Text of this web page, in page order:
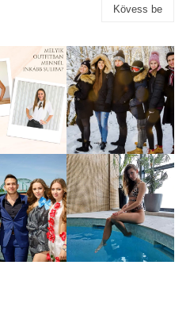
Kövess be